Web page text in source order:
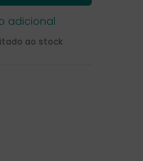
adicional
ao stock